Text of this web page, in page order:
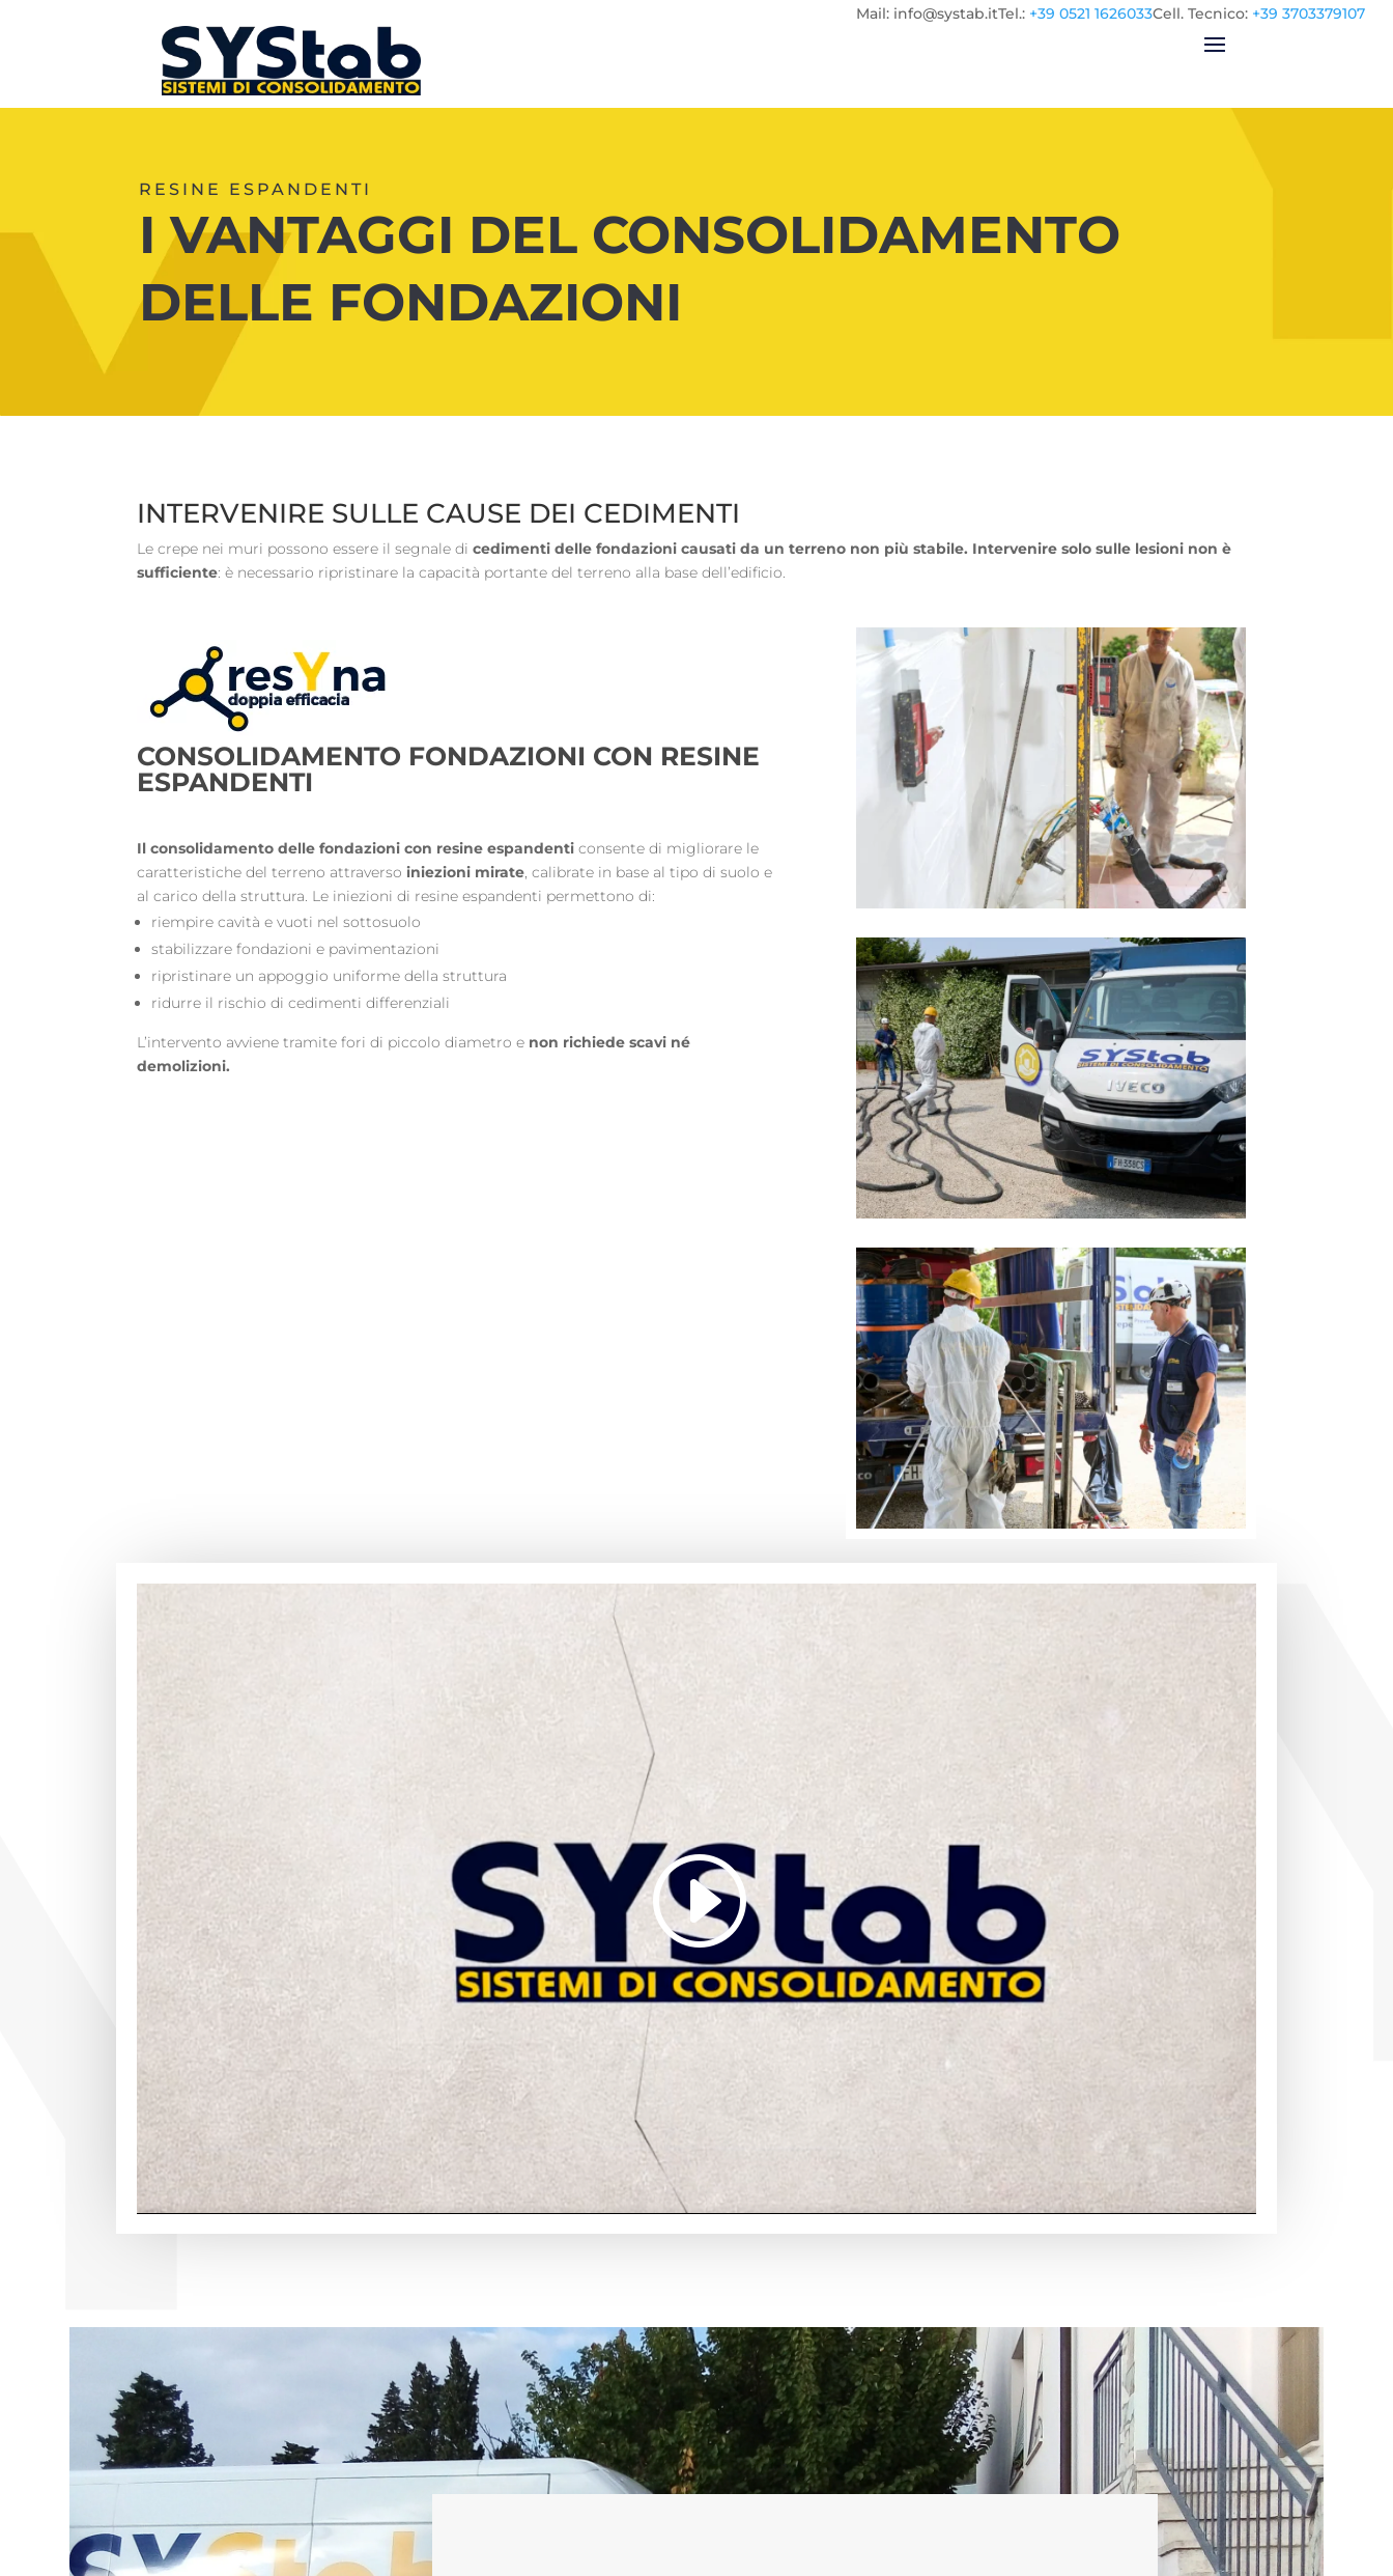
Cell. Tecnico: +39 3703379107
Tel.: +39 0521 1626033
Mail: info@systab.it
RESINE ESPANDENTI
I VANTAGGI DEL CONSOLIDAMENTO
DELLE FONDAZIONI
INTERVENIRE SULLE CAUSE DEI CEDIMENTI
Le crepe nei muri possono essere il segnale di cedimenti delle fondazioni causati da un terreno non più stabile. Intervenire solo sulle lesioni non è
sufficiente: è necessario ripristinare la capacità portante del terreno alla base dell’edificio.
CONSOLIDAMENTO FONDAZIONI CON RESINE
ESPANDENTI
Il consolidamento delle fondazioni con resine espandenti consente di migliorare le
caratteristiche del terreno attraverso iniezioni mirate, calibrate in base al tipo di suolo e
al carico della struttura. Le iniezioni di resine espandenti permettono di:
riempire cavità e vuoti nel sottosuolo
stabilizzare fondazioni e pavimentazioni
ripristinare un appoggio uniforme della struttura
ridurre il rischio di cedimenti differenziali
L’intervento avviene tramite fori di piccolo diametro e non richiede scavi né
demolizioni.